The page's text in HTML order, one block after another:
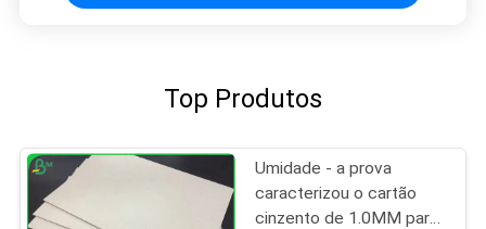
Top Produtos
Umidade - a prova
caracterizou o cartão
cinzento de 1.0MM para